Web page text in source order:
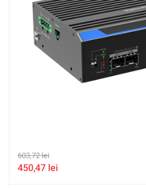
603,72lei
450,47 lei